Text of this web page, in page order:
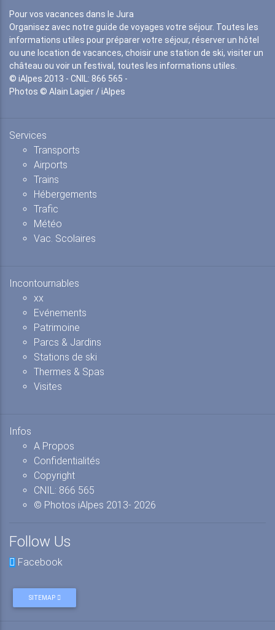
Pour vos vacances dans le Jura
Organisez avec notre guide de voyages votre séjour. Toutes les
informations utiles pour préparer votre séjour, réserver un hôtel
ou une location de vacances, choisir une station de ski, visiter un
château ou voir un festival, toutes les informations utiles.
© iAlpes 2013 - CNIL: 866 565 -
Photos © Alain Lagier / iAlpes
Services
Transports
Airports
Trains
Hébergements
Trafic
Météo
Vac. Scolaires
Incontournables
xx
Evénements
Patrimoine
Parcs & Jardins
Stations de ski
Thermes & Spas
Visites
Infos
A Propos
Confidentialités
Copyright
CNIL: 866 565
© Photos iAlpes 2013- 2026
Follow Us
Facebook
SITEMAP